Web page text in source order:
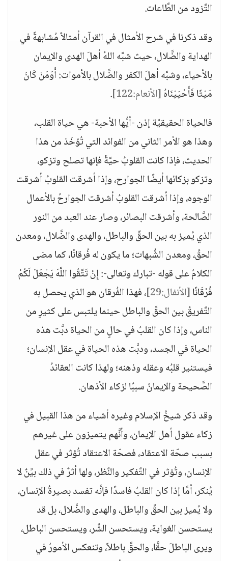
التَّزود من الطَّاعات.
وقد ذكرنا في شرح الأمثال في القرآن أمثالاً مُشابهةً في
الهداية والضَّلال، حيث شبَّه اللهُ أهلَ الهدى والإيمان
بالأحياء، وشبَّه أهلَ الكفر والضَّلال بالأموات: أَوَمَنْ كَانَ
مَيْتًا فَأَحْيَيْنَاهُ[الأنعام:122]
.
فالحياة الحقيقيَّة إذن -أيُّها الأحبة- هي حياة القلب،
وهذا هو الأمر الثاني من الفوائد التي تُؤخَذ من هذا
الحديث، فإذا كانت القلوبُ حيَّةً فإنها تصلح وتزكو،
وتزكو بزكائها أيضًا الجوارح، وإذا أشرقت القلوبُ أشرقت
الوجوه، وإذا أشرقت القلوبُ أشرقت الجوارحُ بالأعمال
الصَّالحة، وأشرقت البصائر، وصار عند العبد من النور
الذي يُميز به بين الحقِّ والباطل، والهدى والضَّلال، ومعدن
الحقِّ، ومعدن الشُّبهات؛ ما يكون له فُرقانًا، كما مضى
الكلامُ على قوله -تبارك وتعالى-: إِنْ تَتَّقُوا اللَّهَ يَجْعَلْ لَكُمْ
فُرْقَانًا[الأنفال:29]
، فهذا الفُرقان هو الذي يحصل به
التَّفريقُ بين الحقِّ والباطل حينما يلتبس على كثيرٍ من
الناس، وإذا كان القلبُ في حالٍ من الحياة دبَّت هذه
الحياة في الجسد، ودبَّت هذه الحياة في عقل الإنسان؛
فيستنير قلبُه وعقله وذهنه؛ ولهذا كانت العقائدُ
الصَّحيحة والإيمانُ سببًا لزكاء الأذهان.
وقد ذكر شيخُ الإسلام وغيره أشياء من هذا القبيل في
زكاء عقول أهل الإيمان، وأنَّهم يتميزون على غيرهم
بسبب صحّة الاعتقاد، فصحّة الاعتقاد تُؤثر في عقل
الإنسان، وتُؤثر في التَّفكير والنَّظر، ولها أثرٌ في ذلك بيِّنٌ لا
يُنكر، أمَّا إذا كان القلبُ فاسدًا فإنَّه تفسد بصيرةُ الإنسان،
ولا يُميز بين الحقِّ والباطل، والهدى والضَّلال، بل قد
يستحسن الغواية، ويستحسن الشَّر، ويستحسن الباطل،
ويرى الباطلَ حقًّا، والحقَّ باطلاً، وتنعكس الأمورُ في